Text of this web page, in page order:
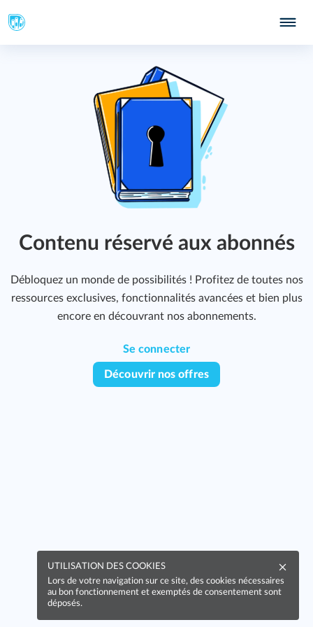
Contenu réservé aux abonnés
Débloquez un monde de possibilités ! Profitez de toutes nos
ressources exclusives, fonctionnalités avancées et bien plus
encore en découvrant nos abonnements.
Se connecter
Découvrir nos offres
UTILISATION DES COOKIES
Lors de votre navigation sur ce site, des cookies nécessaires
au bon fonctionnement et exemptés de consentement sont
déposés.